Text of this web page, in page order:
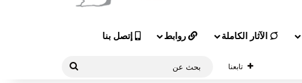
الآثار الكاملة روابط إتصل بنا
تابعنا